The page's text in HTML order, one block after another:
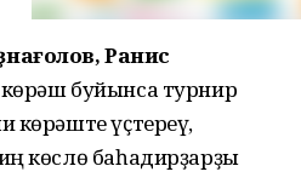
Ранис
көрәш буйынса турнир
үҫтереү,
көслө баһадирҙарҙы